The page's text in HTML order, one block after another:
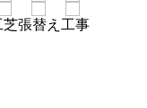
張替え工事